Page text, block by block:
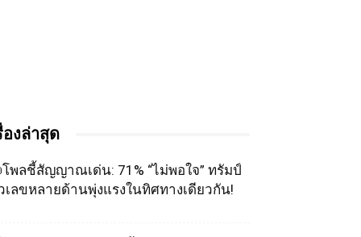
องล่าสุด
โพลชี้สัญญาณเด่น: 71% “ไม่พอใจ” ทรัมป์
เลขหลายด้านพุ่งแรงในทิศทางเดียวกัน!